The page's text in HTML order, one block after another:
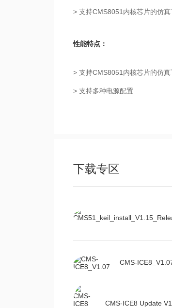
> 支持CMS8051内核芯片的仿
性能特点：
> 支持CMS8051内核芯片的仿真
> 支持多种电源配置
下载专区
CMS-
CMS-ICE8 Update